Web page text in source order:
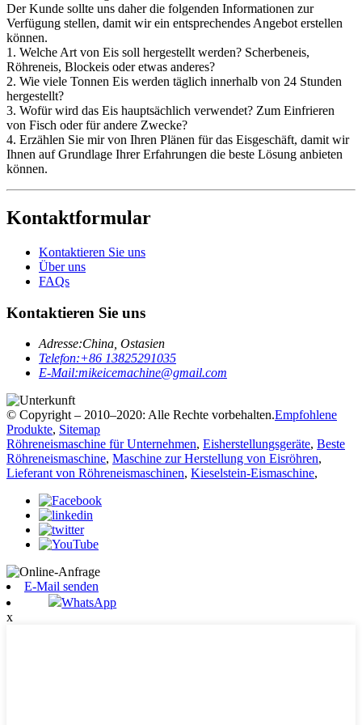
Der Kunde sollte uns daher die folgenden Informationen zur
Verfügung stellen, damit wir ein entsprechendes Angebot erstellen
können.
1. Welche Art von Eis soll hergestellt werden? Scherbeneis,
Röhreneis, Blockeis oder etwas anderes?
2. Wie viele Tonnen Eis werden täglich innerhalb von 24 Stunden
hergestellt?
3. Wofür wird das Eis hauptsächlich verwendet? Zum Einfrieren
von Fisch oder für andere Zwecke?
4. Erzählen Sie mir von Ihren Plänen für das Eisgeschäft, damit wir
Ihnen auf Grundlage Ihrer Erfahrungen die beste Lösung anbieten
können.
Kontaktformular
Kontaktieren Sie uns
Über uns
FAQs
Kontaktieren Sie uns
Adresse:China, Ostasien
Telefon:+86 13825291035
E-Mail:mikeicemachine@gmail.com
© Copyright – 2010–2020: Alle Rechte vorbehalten.Empfohlene
Produkte, Sitemap
Röhreneismaschine für Unternehmen, Eisherstellungsgeräte, Beste
Röhreneismaschine, Maschine zur Herstellung von Eisröhren,
Lieferant von Röhreneismaschinen, Kieselstein-Eismaschine,
E-Mail senden
WhatsApp
x